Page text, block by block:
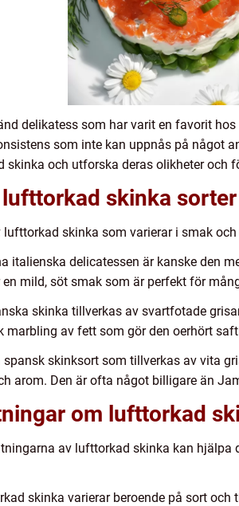
delikatess som har varit en favorit
som inte kan uppnås på något
skinka och utforska deras olikheter och
skinka sorter
skinka som varierar i smak
italienska delicatessen är kanske den
mild, söt smak som är perfekt för
skinka tillverkas av svartfotade
marbling av fett som gör den oerhört
skinksort som tillverkas av vita
arom. Den är ofta något billigare än
om lufttorkad
av lufttorkad skinka kan
skinka varierar beroende på sort